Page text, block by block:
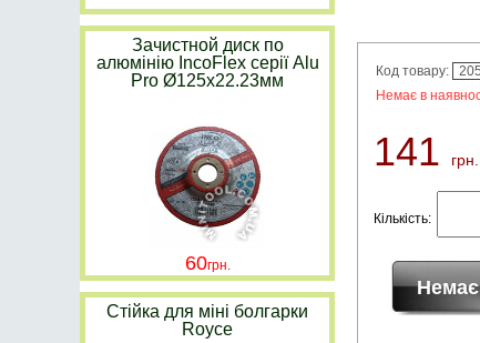
Код товару:
Немає в
141 грн.
Кількість:
Зачистной диск по
алюмінію IncoFlex серії Alu
Pro Ø125х22.23мм
60
Стійка для міні болгарки
Royce